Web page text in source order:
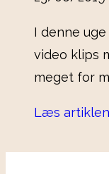
I denne
video klips
meget for
Læs